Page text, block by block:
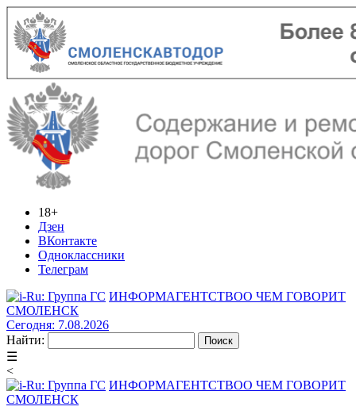
18+
Дзен
ВКонтакте
Одноклассники
Телеграм
ИНФОРМАГЕНТСТВОО ЧЕМ ГОВОРИТ
СМОЛЕНСК
Сегодня: 7.08.2026
Найти:
☰
<
ИНФОРМАГЕНТСТВОО ЧЕМ ГОВОРИТ
СМОЛЕНСК